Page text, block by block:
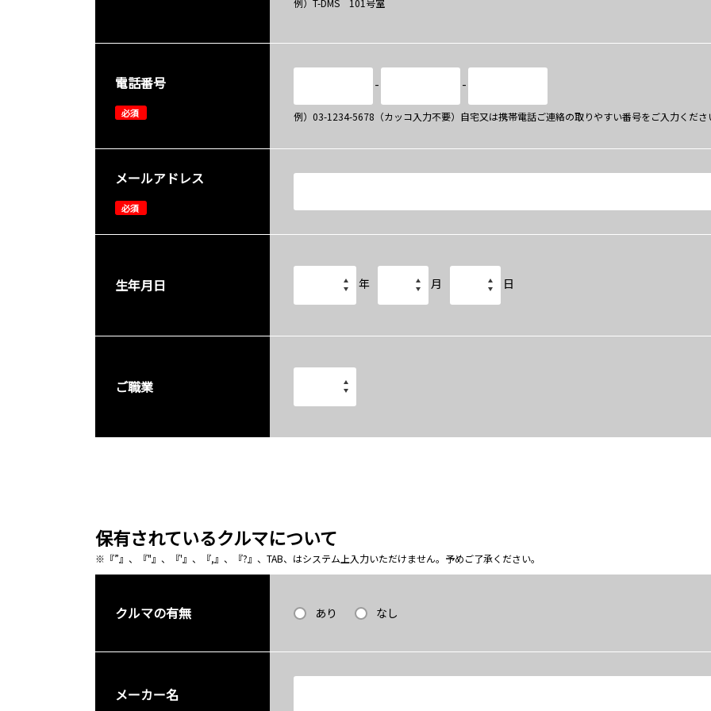
例）T-DMS 101号室
電話番号
必須
- -
例）03-1234-5678（カッコ入力不要）自宅又は携帯電話ご連絡の取りやすい番号をご入力くださ
メールアドレス
必須
生年月日 年 月 日
ご職業
保有されているクルマについて
※『”』、『"』、『'』、『,』、『?』、TAB、はシステム上入力いただけません。予めご了承ください。
クルマの有無 あり なし
メーカー名